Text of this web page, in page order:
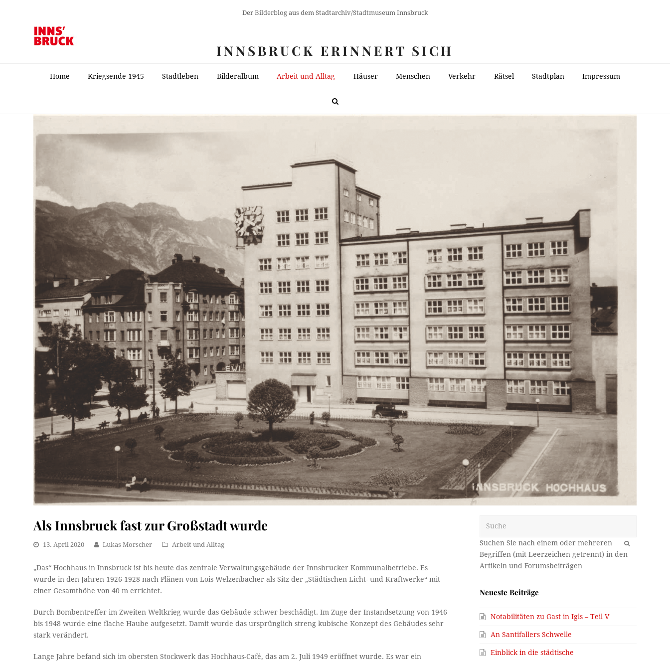
Der Bilderblog aus dem Stadtarchiv/Stadtmuseum Innsbruck
INNSBRUCK ERINNERT SICH
Home Kriegsende 1945 Stadtleben Bilderalbum Arbeit und Alltag Häuser Menschen Verkehr Rätsel Stadtplan Impressum
Als Innsbruck fast zur Großstadt wurde
13. April 2020 Lukas Morscher Arbeit und Alltag
„Das“ Hochhaus in Innsbruck ist bis heute das zentrale Verwaltungsgebäude der Innsbrucker Kommunalbetriebe. Es
wurde in den Jahren 1926-1928 nach Plänen von Lois Welzenbacher als Sitz der „Städtischen Licht- und Kraftwerke“ mit
einer Gesamthöhe von 40 m errichtet.
Durch Bombentreffer im Zweiten Weltkrieg wurde das Gebäude schwer beschädigt. Im Zuge der Instandsetzung von 1946
bis 1948 wurde eine flache Haube aufgesetzt. Damit wurde das ursprünglich streng kubische Konzept des Gebäudes sehr
stark verändert.
Lange Jahre befand sich im obersten Stockwerk das Hochhaus-Café, das am 2. Juli 1949 eröffnet wurde. Es war ein
OK
Neueste Beiträge
Notabilitäten zu Gast in Igls – Teil V
An Santifallers Schwelle
Einblick in die städtische